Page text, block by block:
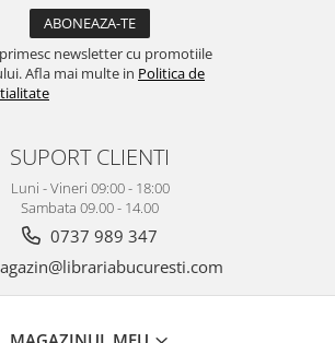
newsletter cu promotiile
Afla mai multe in Politica de
SUPORT CLIENTI
Luni - Vineri 09:00 - 18:00
Sambata 09.00 - 14.00
0737 989 347